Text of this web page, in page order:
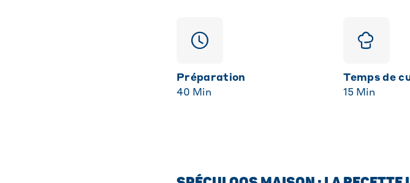
Préparation
40 Min
Temps de
15 Min